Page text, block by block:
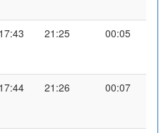
17:43 21:25 00:05
17:44 21:26 00:07